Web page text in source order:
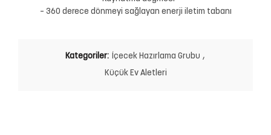
– 360 derece dönmeyi sağlayan enerji iletim tabanı
Kategoriler: İçecek Hazırlama Grubu ,
Küçük Ev Aletleri